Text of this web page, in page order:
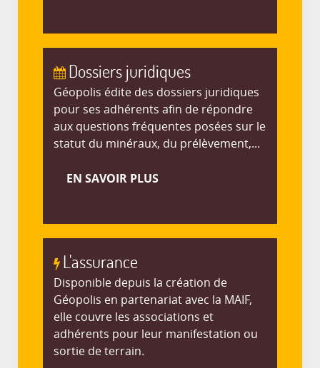
Dossiers juridiques
Géopolis édite des dossiers juridiques
pour ses adhérents afin de répondre
aux questions fréquentes posées sur le
statut du minéraux, du prélèvement,...
EN SAVOIR PLUS
L'assurance
Disponible depuis la création de
Géopolis en partenariat avec la MAIF,
elle couvre les associations et
adhérents pour leur manifestation ou
sortie de terrain.